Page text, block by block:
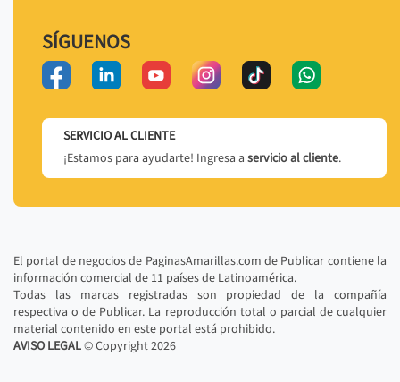
SÍGUENOS
SERVICIO AL CLIENTE
¡Estamos para ayudarte! Ingresa a servicio al cliente.
El portal de negocios de PaginasAmarillas.com de Publicar contiene la
información comercial de 11 países de Latinoamérica.
Todas las marcas registradas son propiedad de la compañía
respectiva o de Publicar. La reproducción total o parcial de cualquier
material contenido en este portal está prohibido.
AVISO LEGAL© Copyright2026